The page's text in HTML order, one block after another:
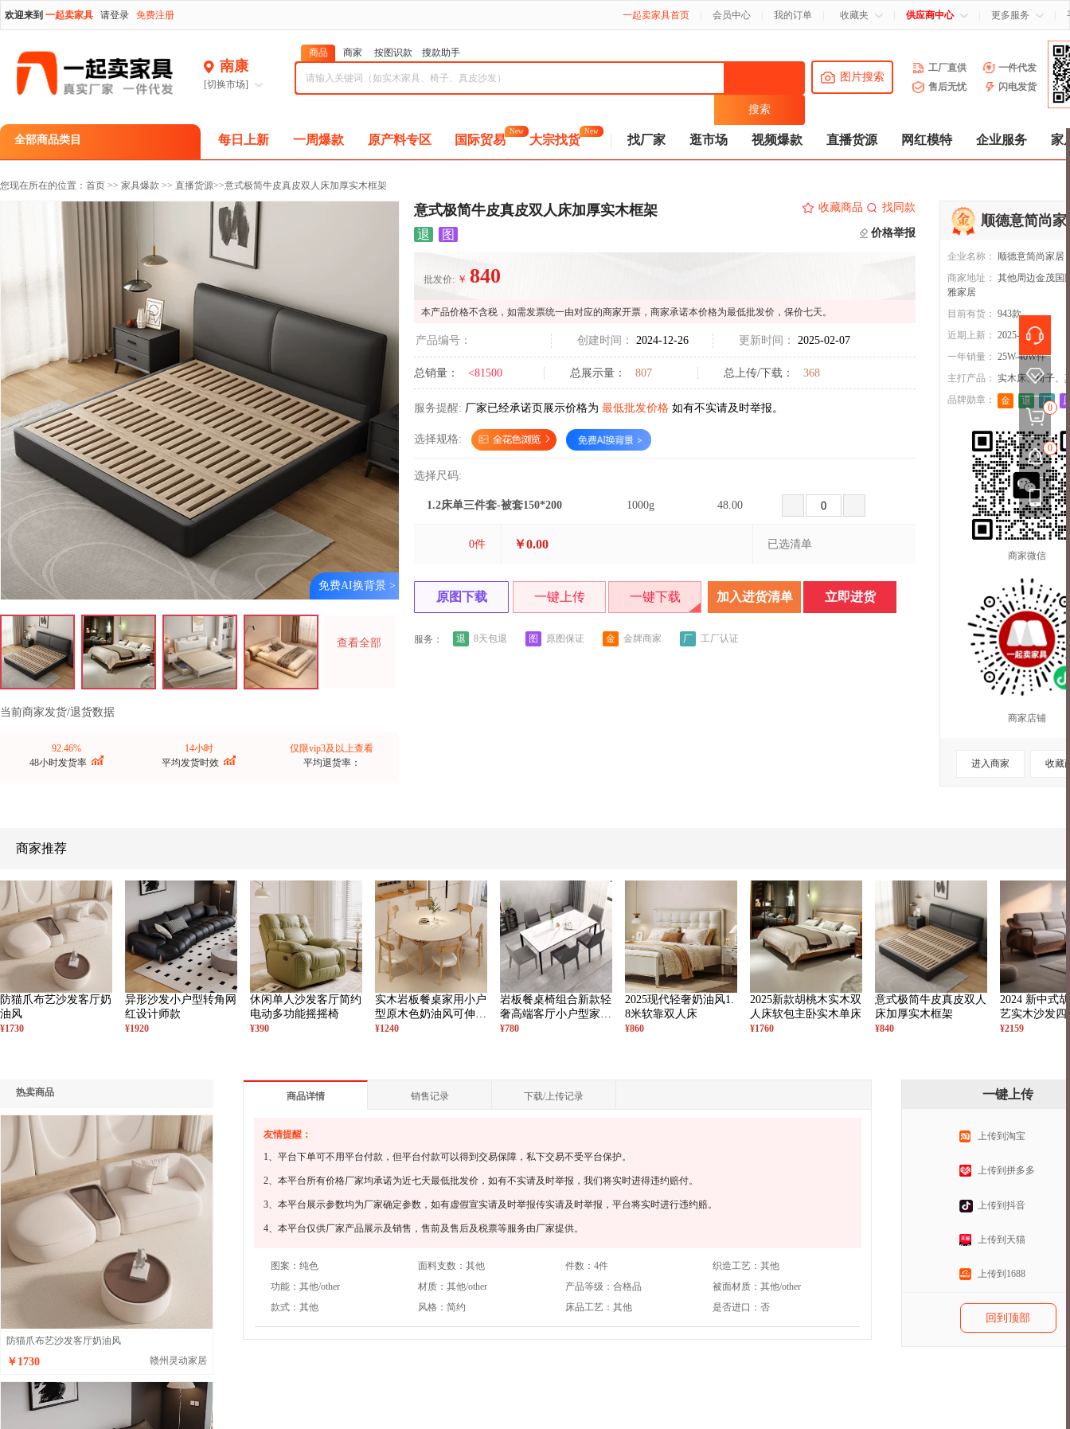
欢迎来到 一起卖家具 请登录 免费注册 一起卖家具首页 会员中心 我的订单 收藏夹 供应商中心 更多服务
南康
[切换市场]
商品 商家 按图识款 搜款助手
图片搜索
工厂直供
一件代发
售后无忧
闪电发货
全部商品类目 每日上新 一周爆款 原产料专区 国际贸易
New
大宗找货
New
找厂家 逛市场 视频爆款 直播货源 网红模特 企业服务 家
您现在所在的位置： 首页 >> 家具爆款 >> 直播货源>>意式极简牛皮真皮双人床加厚实木框架
免费AI换背景 >
查看全部
当前商家发货/退货数据
92.46%
48小时发货率
14小时
平均发货时效
仅限vip3及以上查看
平均退货率：
意式极简牛皮真皮双人床加厚实木框架 收藏商品 找同款
退 图 价格举报
批发价: ￥ 840
本产品价格不含税，如需发票统一由对应的商家开票，商家承诺本价格为最低批发价，保价七天。
产品编号： 创建时间： 2024-12-26 更新时间： 2025-02-07
总销量： <81500 总展示量： 807 总上传/下载： 368
服务提醒: 厂家已经承诺页展示价格为 最低批发价格 如有不实请及时举报。
选择规格:
选择尺码:
1.2床单三件套-被套150*200 1000g 48.00
0件 ￥0.00 已选清单
原图下载 一键上传 一键下载 加入进货清单 立即进货
服务： 退 8天包退 图 原图保证 金 金牌商家 厂 工厂认证
顺德意简尚家
店
企业名称：
顺德意简尚家居
商家地址： 其他周边金茂国
雅家居
目前有货： 943款
近期上新： 2025-01-19
一年销量： 25W-40W件
主打产品： 实木床、椅子、
品牌勋章：
金 退 厂
商家微信
商家店铺
进入商家 收藏
商家推荐
防猫爪布艺沙发客厅奶
油风
¥1730
异形沙发小户型转角网
红设计师款
¥1920
休闲单人沙发客厅简约
电动多功能摇摇椅
¥390
实木岩板餐桌家用小户
型原木色奶油风可伸缩
变圆桌简约饭桌
¥1240
岩板餐桌椅组合新款轻
奢高端客厅小户型家用
网红餐桌
¥780
2025现代轻奢奶油风1.
8米软靠双人床
¥860
2025新款胡桃木实木双
人床软包主卧实木单床
¥1760
意式极简牛皮真皮双人
床加厚实木框架
¥840
2024 新中式
艺实木沙发四
妃榻组合
¥2159
热卖商品
防猫爪布艺沙发客厅奶油风
￥1730 赣州灵动家居
商品详情 销售记录 下载/上传记录
友情提醒：
1、平台下单可不用平台付款，但平台付款可以得到交易保障，私下交易不受平台保护。
2、本平台所有价格厂家均承诺为近七天最低批发价，如有不实请及时举报，我们将实时进得违约赔付。
3、本平台展示参数均为厂家确定参数，如有虚假宣实请及时举报传实请及时举报，平台将实时进行违约赔。
4、本平台仅供厂家产品展示及销售，售前及售后及税票等服务由厂家提供。
图案： 纯色 面料支数： 其他 件数： 4件 织造工艺： 其他
功能： 其他/other 材质： 其他/other 产品等级： 合格品 被面材质： 其他/other
款式： 其他 风格： 简约 床品工艺： 其他 是否进口： 否
一键上传
上传到淘宝
上传到拼多多
上传到抖音
上传到天猫
上传到1688
回到顶部
0
0